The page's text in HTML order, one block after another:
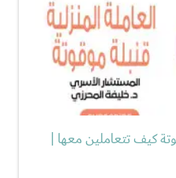
كيف تتعاملين معها |